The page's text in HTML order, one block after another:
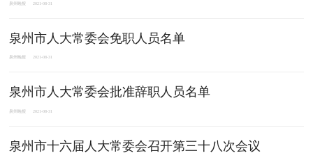
泉州晚报 2021-08-31
泉州市人大常委会免职人员名单
泉州晚报 2021-08-31
泉州市人大常委会批准辞职人员名单
泉州晚报 2021-08-31
泉州市十六届人大常委会召开第三十八次会议